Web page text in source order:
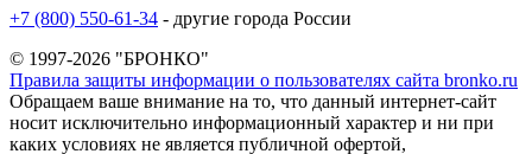
+7 (800) 550-61-34 - другие города России
© 1997-2026 "БРОНКО"
Правила защиты информации о пользователях сайта bronko.ru
Обращаем ваше внимание на то, что данный интернет-сайт
носит исключительно информационный характер и ни при
каких условиях не является публичной офертой,